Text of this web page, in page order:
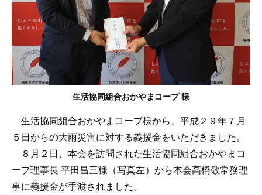
生活協同組合おかやまコープ 様
生活協同組合おかやまコープ様から、平成２９年７月
５日からの大雨災害に対する義援金をいただきました。
８月２日、本会を訪問された生活協同組合おかやまコ
ープ理事長 平田昌三様（写真左）から本会高橋敬常務理
事に義援金が手渡されました。